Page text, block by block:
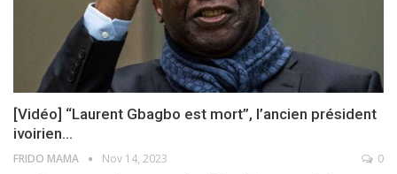
[Vidéo] “Laurent Gbagbo est mort”, l’ancien président
ivoirien…
FRIDO MAMA Nov 14, 2023 0